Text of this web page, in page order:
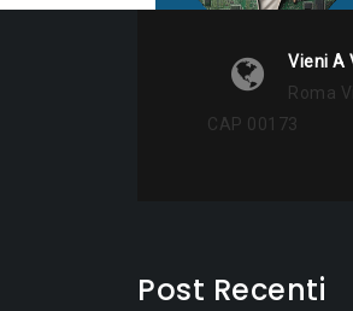
Vieni A
Roma
CAP 00173
Post Recenti